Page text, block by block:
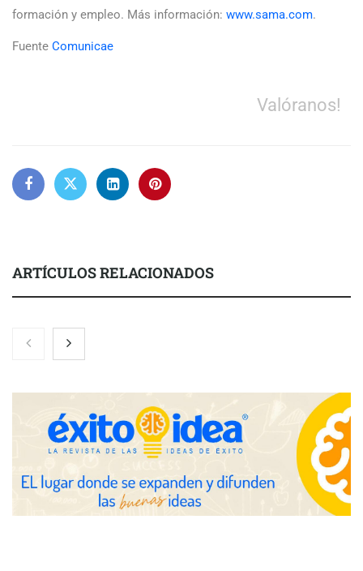
formación y empleo. Más información: www.sama.com.
Fuente Comunicae
Valóranos!
ARTÍCULOS RELACIONADOS
Nicols presenta seis modelos de anillos de compromiso para el
eclipse solar del 12 de agosto
Zoomex mejora su Strategy Center con herramientas
avanzadas para trading estratégico
COMPALISS de LYSOTRIC: cuando un solo producto multiplica
las posibilidades del salón profesional